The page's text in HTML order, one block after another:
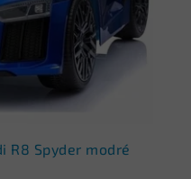
R8 Spyder modré